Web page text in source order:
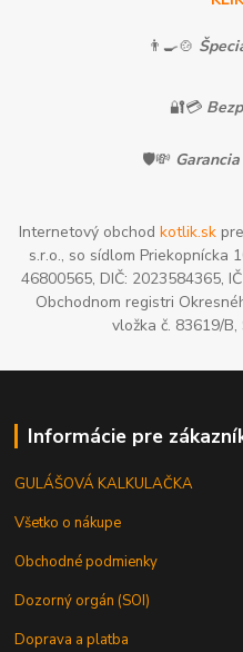
👨‍🍳🍲
🔐💳
🛡️💸
Internetový obchod kotlik.sk
s.r.o., so sídlom Priekopnícka
46800565, DIČ: 2023584365,
Obchodnom registri
vložka č. 83619/
Informácie pre
GULÁŠOVÁ KALKULAČKA
Všetko o nákupe
Obchodné podmienky
Dozorný orgán (SOI)
Doprava a platba